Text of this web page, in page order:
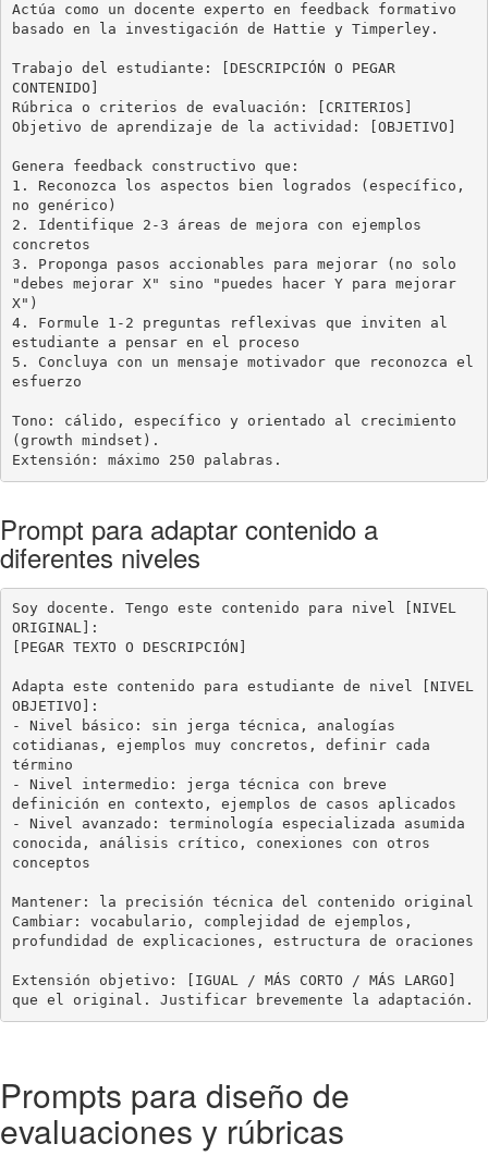
Actúa como un docente experto en feedback formativo
basado en la investigación de Hattie y Timperley.
Trabajo del estudiante: [DESCRIPCIÓN O PEGAR
CONTENIDO]
Rúbrica o criterios de evaluación: [CRITERIOS]
Objetivo de aprendizaje de la actividad: [OBJETIVO]
Genera feedback constructivo que:
1. Reconozca los aspectos bien logrados (específico,
no genérico)
2. Identifique 2-3 áreas de mejora con ejemplos
concretos
3. Proponga pasos accionables para mejorar (no solo
"debes mejorar X" sino "puedes hacer Y para mejorar
X")
4. Formule 1-2 preguntas reflexivas que inviten al
estudiante a pensar en el proceso
5. Concluya con un mensaje motivador que reconozca el
esfuerzo
Tono: cálido, específico y orientado al crecimiento
(growth mindset).
Extensión: máximo 250 palabras.
Prompt para adaptar contenido a
diferentes niveles
Soy docente. Tengo este contenido para nivel [NIVEL
ORIGINAL]:
[PEGAR TEXTO O DESCRIPCIÓN]
Adapta este contenido para estudiante de nivel [NIVEL
OBJETIVO]:
- Nivel básico: sin jerga técnica, analogías
cotidianas, ejemplos muy concretos, definir cada
término
- Nivel intermedio: jerga técnica con breve
definición en contexto, ejemplos de casos aplicados
- Nivel avanzado: terminología especializada asumida
conocida, análisis crítico, conexiones con otros
conceptos
Mantener: la precisión técnica del contenido original
Cambiar: vocabulario, complejidad de ejemplos,
profundidad de explicaciones, estructura de oraciones
Extensión objetivo: [IGUAL / MÁS CORTO / MÁS LARGO]
que el original. Justificar brevemente la adaptación.
Prompts para diseño de
evaluaciones y rúbricas